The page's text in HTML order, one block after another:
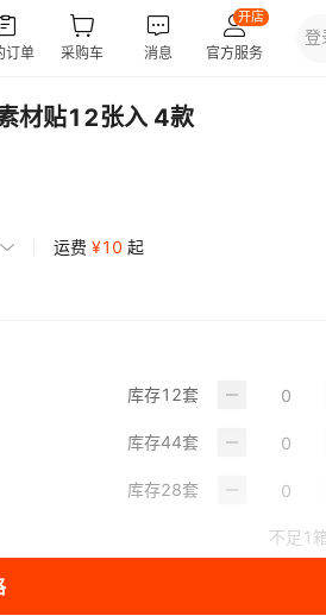
材贴12张入 4款
运费 ¥10 起
库存12套
库存44套
库存28套
不足1